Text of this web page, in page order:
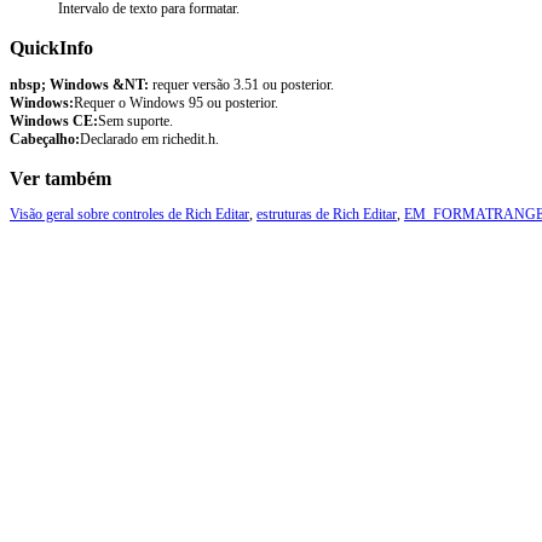
Intervalo de texto para formatar.
QuickInfo
nbsp; Windows &NT: requer versão 3.51 ou posterior.
Windows:Requer o Windows 95 ou posterior.
Windows CE:Sem suporte.
Cabeçalho:Declarado em richedit.h.
Ver também
Visão geral sobre controles de Rich Editar, estruturas de Rich Editar,